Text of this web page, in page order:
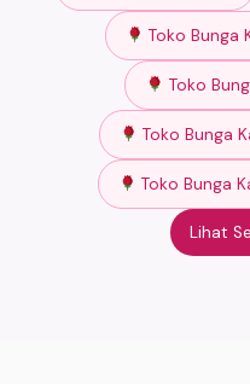
Toko Bunga
Toko
Toko Bunga
Toko Bunga
Lihat